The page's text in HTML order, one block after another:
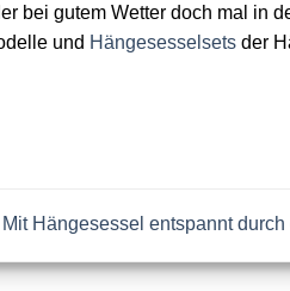
bei gutem Wetter doch mal in
und Hängesesselsets der
Mit Hängesessel entspannt